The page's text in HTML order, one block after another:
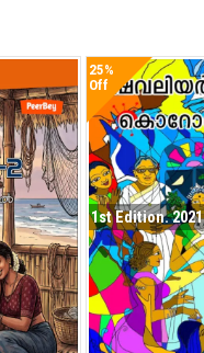
25%
Off
1st Edition. 2021